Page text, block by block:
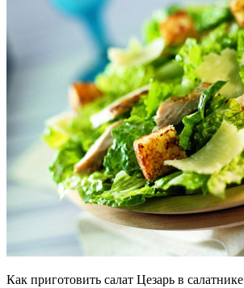
Как приготовить салат Цезарь в салатнике